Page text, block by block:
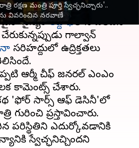
రక్షణ మంత్రి పూర్తి స్వేచ్ఛనిచ్చారు'..
వివరించిన నరవాణే
చైనా సైన్యంలద్దాఖ్‌లోని ఎల్ఏసీ
గాల్వాన్
సరిహద్దులో ఉద్రిక్తతలు
ఆర్మీ చీఫ్ జనరల్ ఎంఎం
కామెంట్స్ చేశారు.
'ఫోర్ స్టార్స్ ఆఫ్ డెస్టినీ'లో
గురించి ప్రస్తావించారు.
పరిస్థితిని ఎదుర్కోవడానికి
స్వేచ్ఛనిచ్చిందని